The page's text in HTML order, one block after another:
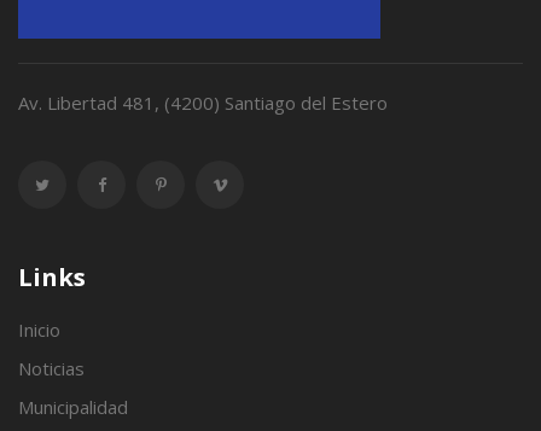
Av. Libertad 481, (4200) Santiago del Estero
Links
Inicio
Noticias
Municipalidad